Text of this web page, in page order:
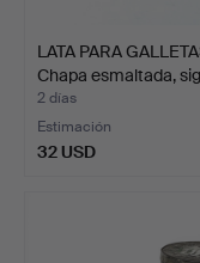
LATA PARA
Chapa esmaltada,
2 días
Estimación
32 USD